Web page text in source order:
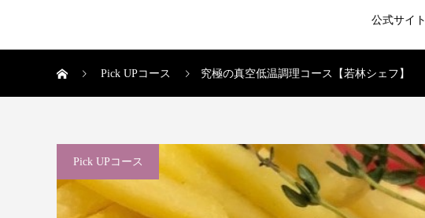
公式サイト
Pick UPコース 究極の真空低温調理コース【若林シェフ】
Pick UPコース